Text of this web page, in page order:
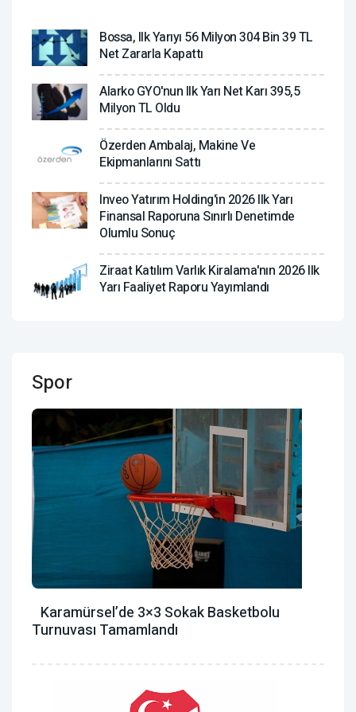
Bossa, Ilk Yarıyı 56 Milyon 304 Bin 39 TL
Net Zararla Kapattı
Alarko GYO'nun Ilk Yarı Net Karı 395,5
Milyon TL Oldu
Özerden Ambalaj, Makine Ve
Ekipmanlarını Sattı
Inveo Yatırım Holding'in 2026 Ilk Yarı
Finansal Raporuna Sınırlı Denetimde
Olumlu Sonuç
Ziraat Katılım Varlık Kiralama'nın 2026 Ilk
Yarı Faaliyet Raporu Yayımlandı
Spor
Karamürsel’de 3×3 Sokak Basketbolu
Turnuvası Tamamlandı